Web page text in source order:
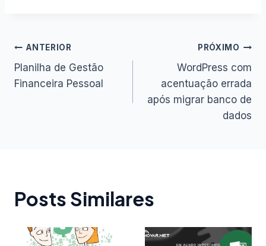
Navegação
de
ANTERIOR
Planilha de Gestão
Financeira Pessoal
PRÓXIMO
WordPress com
acentuação errada
após migrar banco de
dados
Posts Similares